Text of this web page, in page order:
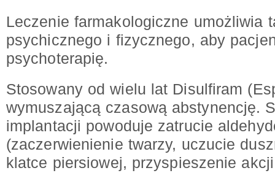
Leczenie farmakologiczne umożliwia
psychicznego i fizycznego, aby
psychoterapię.
Stosowany od wielu lat Disulfiram
wymuszającą czasową abstynencję.
implantacji powoduje zatrucie
(zaczerwienienie twarzy, uczucie
klatce piersiowej, przyspieszenie